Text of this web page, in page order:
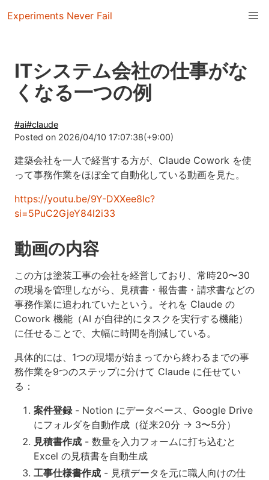
Experiments Never Fail
ITシステム会社の仕事がな
くなる一つの例
#ai#claude
Posted on 2026/04/10 17:07:38(+9:00)
建築会社を一人で経営する方が、Claude Cowork を使
って事務作業をほぼ全て自動化している動画を見た。
https://youtu.be/9Y-DXXee8Ic?
si=5PuC2GjeY84l2i33
動画の内容
この方は塗装工事の会社を経営しており、常時20〜30
の現場を管理しながら、見積書・報告書・請求書などの
事務作業に追われていたという。それを Claude の
Cowork 機能（AI が自律的にタスクを実行する機能）
に任せることで、大幅に時間を削減している。
具体的には、1つの現場が始まってから終わるまでの事
務作業を9つのステップに分けて Claude に任せてい
る：
案件登録 - Notion にデータベース、Google Drive
にフォルダを自動作成（従来20分 → 3〜5分）
見積書作成 - 数量を入力フォームに打ち込むと
Excel の見積書を自動生成
工事仕様書作成 - 見積データを元に職人向けの仕